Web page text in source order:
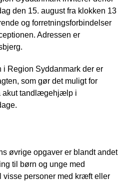
den 15. august fra klokken 13
og forretningsforbindelser
Adressen er
i Region Syddanmark der er
som gør det muligt for
akut tandlægehjælp i
øvrige opgaver er blandt andet
til børn og unge med
visse personer med kræft eller